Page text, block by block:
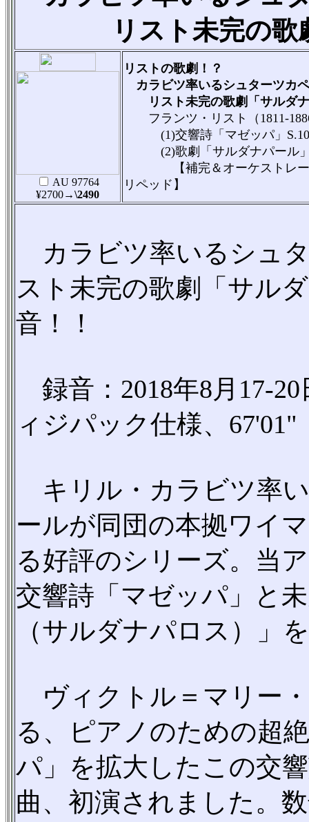
リスト未完の
AU 97764
¥2700→\2490
リストの歌劇！？
カラビツ率いるシュターツカ
リスト未完の歌劇「サルダナ
フランツ・リスト（1811-
(1)交響詩「マゼッパ」
(2)歌劇「サルダナパール」
【補完＆オーケストレーシ
リペッド】
カラビツ率いるシュ
スト未完の歌劇「サル
音！！
録音：2018年8月17-
ィジパック仕様、67'01"
キリル・カラビツ率
ールが同団の本拠ワイ
る好評のシリーズ。当
交響詩「マゼッパ」と
（サルダナパロス）」
ヴィクトル＝マリー
る、ピアノのための超
パ」を拡大したこの交
曲、初演されました。